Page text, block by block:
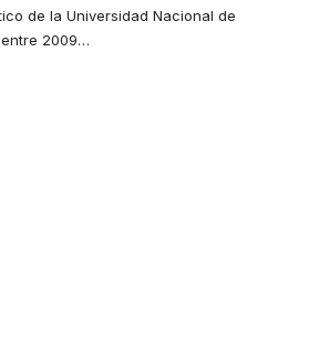
de la Universidad Nacional de
2009…